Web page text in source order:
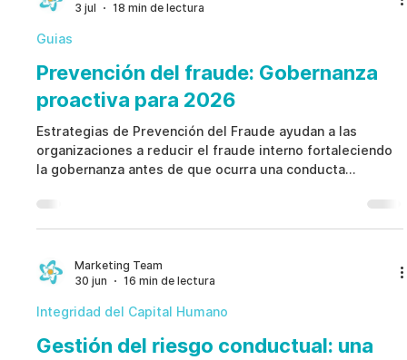
escalamiento, debida diligencia basada en riesgos y
3 jul
18 min de lectura
Guias
Prevención del fraude: Gobernanza
proactiva para 2026
Estrategias de Prevención del Fraude ayudan a las
organizaciones a reducir el fraude interno fortaleciendo
la gobernanza antes de que ocurra una conducta
investigaciones después de que se producen las
pérdidas, Estrategias de Prevención del Fraude
de riesgo, flujos de trabajo estructurados, controles
internos y colaboración entre áreas para identificar
Marketing Team
30 jun
16 min de lectura
Integridad del Capital Humano
Gestión del riesgo conductual: una